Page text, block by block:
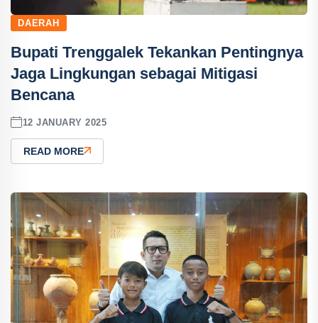
DAERAH
Bupati Trenggalek Tekankan Pentingnya
Jaga Lingkungan sebagai Mitigasi
Bencana
12 JANUARY 2025
READ MORE